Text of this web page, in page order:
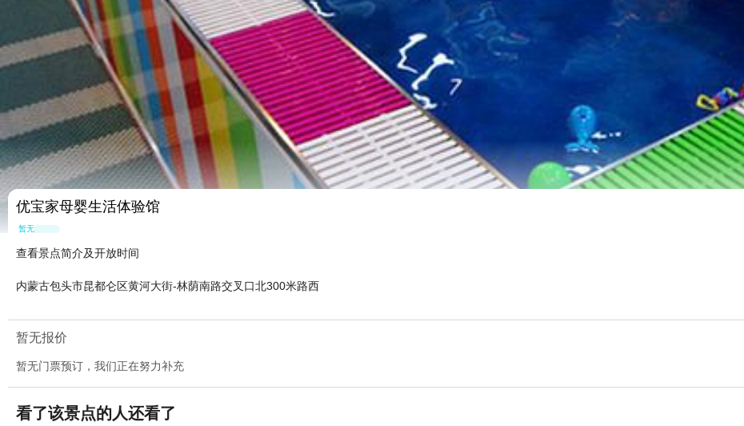
优宝家母婴生活体验馆
暂无点评
查看景点简介及开放时间
内蒙古包头市昆都仑区黄河大街-林荫南路交叉口北300米路西
暂无报价
暂无门票预订，我们正在努力补充
看了该景点的人还看了